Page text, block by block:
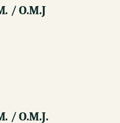
/ O.M.J
/ O.M.J.